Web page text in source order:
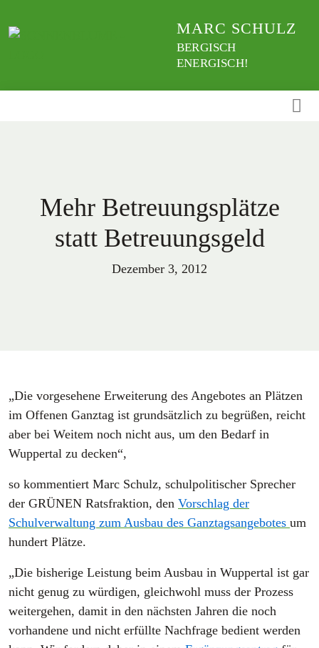
zum
MARC SCHULZ
BERGISCH
ENERGISCH!
Mehr Betreuungsplätze
statt Betreuungsgeld
Dezember 3, 2012
„Die vorgesehene Erweiterung des Angebotes an Plätzen
im Offenen Ganztag ist grundsätzlich zu begrüßen, reicht
aber bei Weitem noch nicht aus, um den Bedarf in
Wuppertal zu decken“,
so kommentiert Marc Schulz, schulpolitischer Sprecher
der GRÜNEN Ratsfraktion, den Vorschlag der
Schulverwaltung zum Ausbau des Ganztagsangebotes um
hundert Plätze.
„Die bisherige Leistung beim Ausbau in Wuppertal ist gar
nicht genug zu würdigen, gleichwohl muss der Prozess
weitergehen, damit in den nächsten Jahren die noch
vorhandene und nicht erfüllte Nachfrage bedient werden